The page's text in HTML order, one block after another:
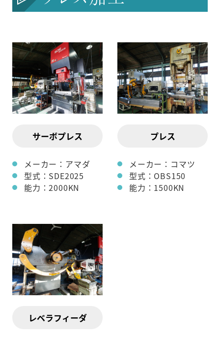
サーボプレス
メーカー：アマダ
型式：SDE2025
能力：2000KN
プレス
メーカー：コマツ
型式：OBS150
能力：1500KN
レベラフィーダ